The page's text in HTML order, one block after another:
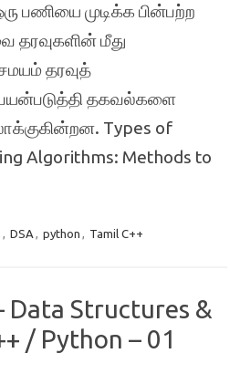
பணியை முடிக்க பின்பற்ற
மீது
தரவுத்
தகவல்களை
Types of
Algorithms: Methods to
, DSA , python , Tamil C++
Data Structures &
/ Python – 01